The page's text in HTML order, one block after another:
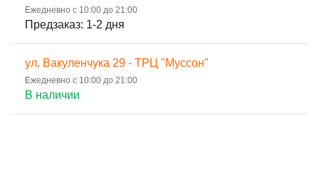
Ежедневно с 10:00 до 21:00
Предзаказ: 1-2 дня
ул. Вакуленчука 29 - ТРЦ "Муссон"
Ежедневно с 10:00 до 21:00
В наличии